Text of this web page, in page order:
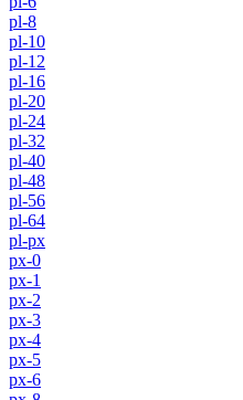
pl-8
pl-10
pl-12
pl-16
pl-20
pl-24
pl-32
pl-40
pl-48
pl-56
pl-64
pl-px
px-0
px-1
px-2
px-3
px-4
px-5
px-6